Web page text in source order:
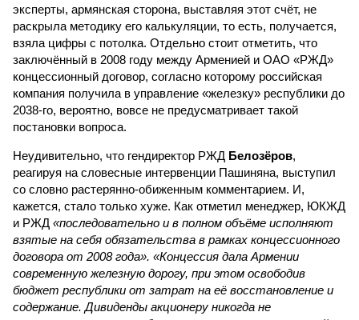
эксперты, армянская сторона, выставляя этот счёт, не
раскрыла методику его калькуляции, то есть, получается,
взяла цифры с потолка. Отдельно стоит отметить, что
заключённый в 2008 году между Арменией и ОАО «РЖД»
концессионный договор, согласно которому российская
компания получила в управление «железку» республики до
2038-го, вероятно, вовсе не предусматривает такой
постановки вопроса.
Неудивительно, что гендиректор РЖД Белозёров,
реагируя на словесные интервенции Пашиняна, выступил
со словно растерянно-обиженным комментарием. И,
кажется, стало только хуже. Как отметил менеджер, ЮКЖД
и РЖД «последовательно и в полном объёме исполняют
взятые на себя обязательства в рамках концессионного
договора от 2008 года». «Концессия дала Армении
современную железную дорогу, при этом освободив
бюджет республики от затрат на её восстановление и
содержание. Дивиденды акционеру никогда не